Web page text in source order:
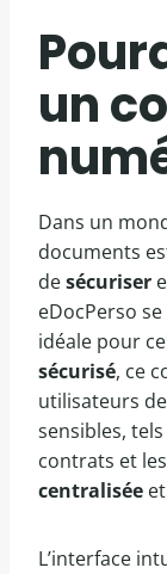
un
Dans un
documents
desécuriser
eDocPerso
idéale pour
sécurisé, ce
utilisateurs
sensibles,
contrats et
centralisée
L’interface